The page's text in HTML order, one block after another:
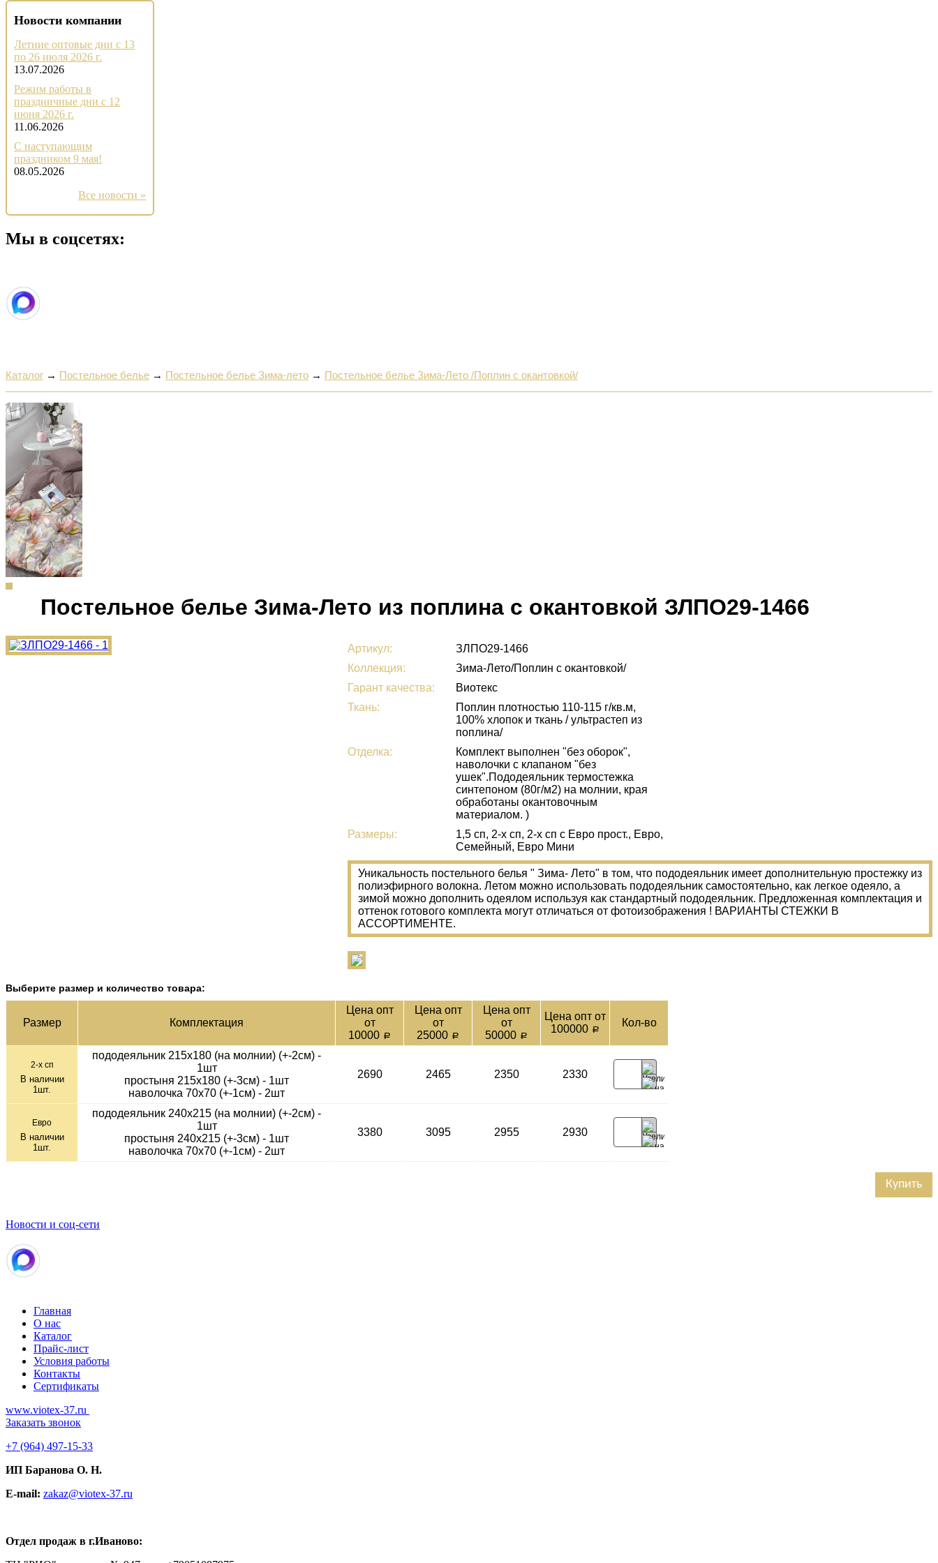
Новости компании
Летние оптовые дни с 13
по 26 июля 2026 г.
13.07.2026
Режим работы в
праздничные дни с 12
июня 2026 г.
11.06.2026
С наступающим
праздником 9 мая!
08.05.2026
Все новости »
Мы в соцсетях:
Каталог → Постельное белье → Постельное белье Зима-лето → Постельное белье Зима-Лето /Поплин с окантовкой/
Постельное белье Зима-Лето из поплина с окантовкой ЗЛПО29-1466
Артикул:
ЗЛПО29-1466
Коллекция:
Зима-Лето/Поплин с окантовкой/
Гарант качества:
Виотекс
Ткань:
Поплин плотностью 110-115 г/кв.м,
100% хлопок и ткань / ультрастеп из
поплина/
Отделка:
Комплект выполнен "без оборок",
наволочки с клапаном "без
ушек".Пододеяльник термостежка
синтепоном (80г/м2) на молнии, края
обработаны окантовочным
материалом. )
Размеры:
1,5 сп, 2-х сп, 2-х сп с Евро прост., Евро,
Семейный, Евро Мини
Уникальность постельного белья " Зима- Лето" в том, что пододеяльник имеет дополнительную простежку из
полиэфирного волокна. Летом можно использовать пододеяльник самостоятельно, как легкое одеяло, а
зимой можно дополнить одеялом используя как стандартный пододеяльник. Предложенная комплектация и
оттенок готового комплекта могут отличаться от фотоизображения ! ВАРИАНТЫ СТЕЖКИ В
АССОРТИМЕНТЕ.
Выберите размер и количество товара:
Раз­мер Ком­плек­тация
Цена опт
от
10000 a
Цена опт
от
25000 a
Цена опт
от
50000 a
Цена опт от
100000 a
Кол-­во
2-х сп
В наличии
1шт.
пододеяльник 215х180 (на молнии) (+-2см) -
1шт
простыня 215х180 (+-3см) - 1шт
наволочка 70х70 (+-1см) - 2шт
2690 2465 2350 2330
Евро
В наличии
1шт.
пододеяльник 240х215 (на молнии) (+-2см) -
1шт
простыня 240х215 (+-3см) - 1шт
наволочка 70х70 (+-1см) - 2шт
3380 3095 2955 2930
Купить
Новости и соц-сети
Главная
О нас
Каталог
Прайс-лист
Условия работы
Контакты
Сертификаты
www.viotex-37.ru
Заказать звонок
+7 (964) 497-15-33
ИП Баранова О. Н.
E-mail: zakaz@viotex-37.ru
Отдел продаж в г.Иваново: